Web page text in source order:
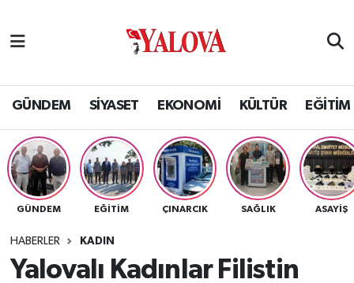
GÜNDEM SİYASET EKONOMİ KÜLTÜR EĞİTİM
GÜNDEM EĞİTİM ÇINARCIK SAĞLIK ASAYİŞ
HABERLER KADIN
Yalovalı Kadınlar Filistin
SİYASET
EKONOMİ
KÜLTÜR
BİLİM VE TEKNOLOJİ
Yalova Nöbetçi Eczaneler
Yalova Hava Durumu
Yalova Namaz Vakitleri
Yalova Trafik Yoğunluk Haritası
Tüm Manşetler